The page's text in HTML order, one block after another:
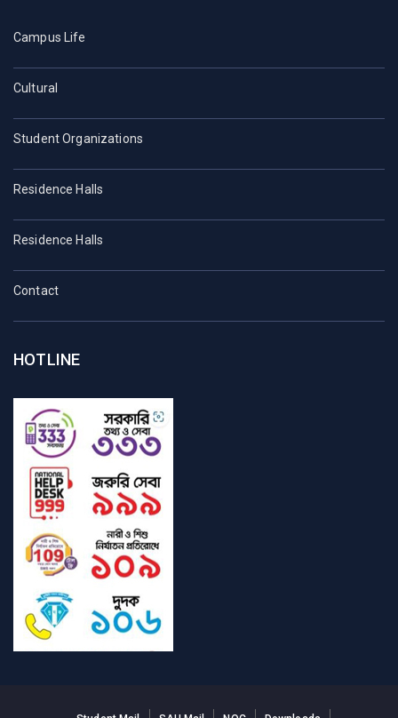
Campus Life
Cultural
Student Organizations
Residence Halls
Residence Halls
Contact
HOTLINE